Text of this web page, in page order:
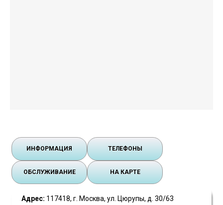
ИНФОРМАЦИЯ ТЕЛЕФОНЫ
ОБСЛУЖИВАНИЕ НА КАРТЕ
Адрес: 117418, г. Москва, ул. Цюрупы, д. 30/63